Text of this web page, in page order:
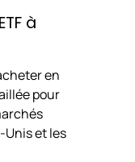
à
en
pour
Unis et les